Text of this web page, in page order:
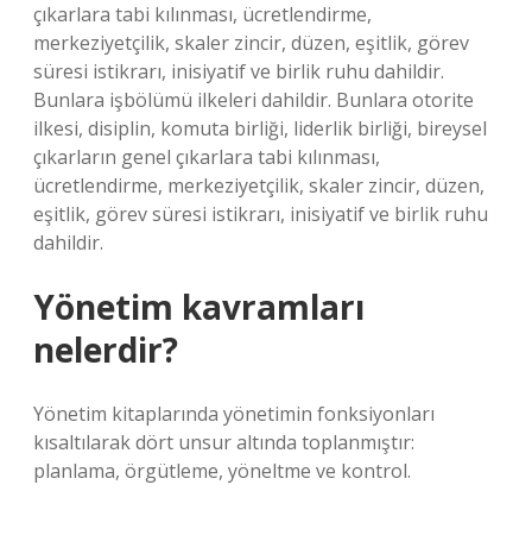
çıkarlara tabi kılınması, ücretlendirme,
merkeziyetçilik, skaler zincir, düzen, eşitlik, görev
süresi istikrarı, inisiyatif ve birlik ruhu dahildir.
Bunlara işbölümü ilkeleri dahildir. Bunlara otorite
ilkesi, disiplin, komuta birliği, liderlik birliği, bireysel
çıkarların genel çıkarlara tabi kılınması,
ücretlendirme, merkeziyetçilik, skaler zincir, düzen,
eşitlik, görev süresi istikrarı, inisiyatif ve birlik ruhu
dahildir.
Yönetim kavramları
nelerdir?
Yönetim kitaplarında yönetimin fonksiyonları
kısaltılarak dört unsur altında toplanmıştır:
planlama, örgütleme, yöneltme ve kontrol.